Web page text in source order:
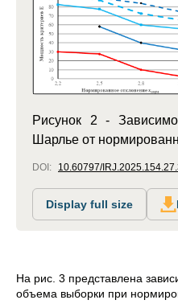
Рисунок 2 -
Шарлье от
DOI: 10.60797/
Display full size
На рис. 3 представлена
объема выборки при